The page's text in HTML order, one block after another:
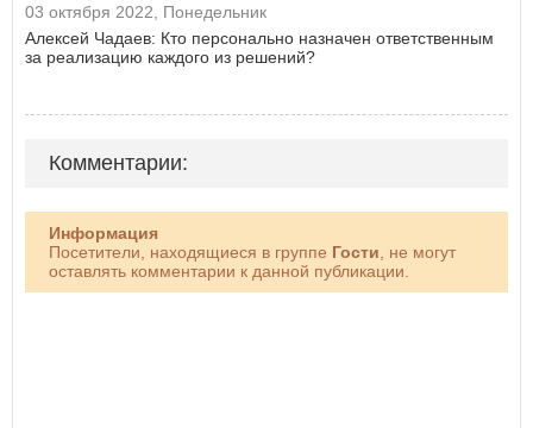
03 октября 2022, Понедельник
Алексей Чадаев: Кто персонально назначен ответственным
за реализацию каждого из решений?
Комментарии:
Информация
Посетители, находящиеся в группе Гости , не могут
оставлять комментарии к данной публикации.